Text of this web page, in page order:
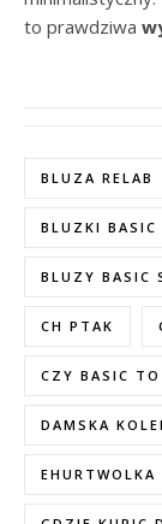
to prawdziwa
BLUZA RELAB
BLUZKI BASIC
BLUZY BASIC
CH PTAK
CZY BASIC
DAMSKA
EHURTWOLKA